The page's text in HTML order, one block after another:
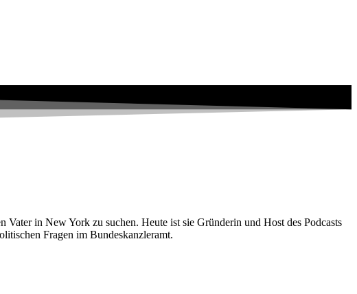
in New York zu suchen. Heute ist sie Gründerin und Host des Podcasts
Fragen im Bundeskanzleramt.